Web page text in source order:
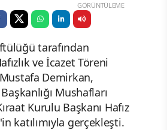
GÖRÜNTÜLEME
tarafından
ve İcazet Töreni
Demirkan,
Mushafları
Kurulu Başkanı Hafız
katılımıyla gerçekleşti.